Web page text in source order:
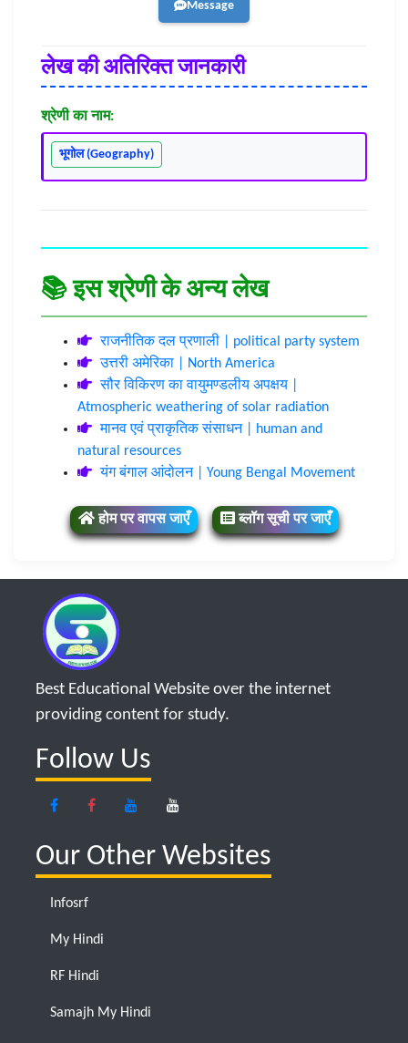
Message
लेख की अतिरिक्त जानकारी
श्रेणी का नाम:
भूगोल (Geography)
📚 इस श्रेणी के अन्य लेख
राजनीतिक दल प्रणाली | political party system
उत्तरी अमेरिका | North America
सौर विकिरण का वायुमण्डलीय अपक्षय |
Atmospheric weathering of solar radiation
मानव एवं प्राकृतिक संसाधन | human and
natural resources
यंग बंगाल आंदोलन | Young Bengal Movement
होम पर वापस जाएँ ब्लॉग सूची पर जाएँ
Best Educational Website over the internet
providing content for study.
Follow Us
Our Other Websites
Infosrf
My Hindi
RF Hindi
Samajh My Hindi